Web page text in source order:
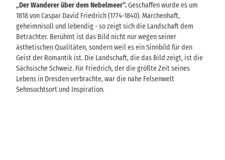
„Der Wanderer über dem Nebelmeer“.Geschaffen wurde es um
1818 von Caspar David Friedrich (1774-1840). Märchenhaft,
geheimnisoll und lebendig - so zeigt sich die Landschaft dem
Betrachter. Berühmt ist das Bild nicht nur wegen seiner
ästhetischen Qualitäten, sondern weil es ein Sinnbild für den
Geist der Romantik ist. Die Landschaft, die das Bild zeigt, ist die
Sächsische Schweiz. Für Friedrich, der die größte Zeit seines
Lebens in Dresden verbrachte, war die nahe Felsenwelt
Sehnsuchtsort und Inspiration.